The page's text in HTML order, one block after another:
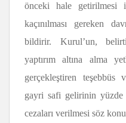
önceki hale getirilmesi
kaçınılması gereken
bildirir. Kurul’un,
yaptırım altına alma
gerçekleştiren teşebbüs
gayri safi gelirinin yüzde
cezaları verilmesi söz